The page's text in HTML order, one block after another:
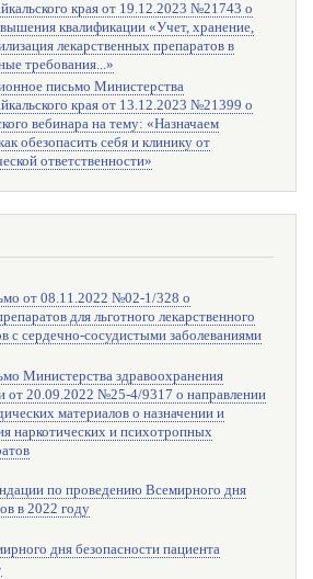
края от 19.12.2023 №21743 о
квалификации «Учет, хранение,
лекарственных препаратов в
требования...»
письмо Министерства
края от 13.12.2023 №21399 о
вебинара на тему: «Назначаем
обезопасить себя и клинику от
ответственности»
от 08.11.2022 №02-1/328 о
для льготного лекарственного
с сердечно-сосудистыми заболеваниями
Министерства здравоохранения
от 20.09.2022 №25-4/9317 о направлении
материалов о назначении и
наркотических и психотропных
по проведению Всемирного дня
в 2022 году
дня безопасности пациента